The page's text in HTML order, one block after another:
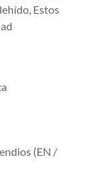
Estos
(EN /